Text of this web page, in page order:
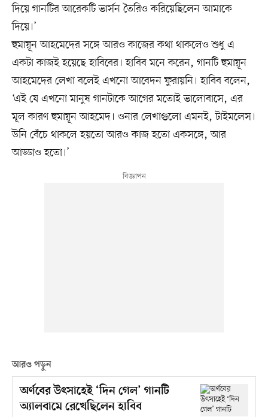
দিয়ে গানটির আরেকটি ভার্সন তৈরিও করিয়েছিলেন আমাকে
দিয়ে।’
হুমায়ূন আহমেদের সঙ্গে আরও কাজের কথা থাকলেও শুধু এ
একটা কাজই হয়েছে হাবিবের। হাবিব মনে করেন, গানটি হুমায়ূন
আহমেদের লেখা বলেই এখনো আবেদন ফুরায়নি। হাবিব বলেন,
‘এই যে এখনো মানুষ গানটাকে আগের মতোই ভালোবাসে, এর
মূল কারণ হুমায়ূন আহমেদ। ওনার লেখাগুলো এমনই, টাইমলেস।
উনি বেঁচে থাকলে হয়তো আরও কাজ হতো একসঙ্গে, আর
আড্ডাও হতো।’
আরও পড়ুন
অর্ণবের উৎসাহেই ‘দিন গেল’ গানটি
অ্যালবামে রেখেছিলেন হাবিব